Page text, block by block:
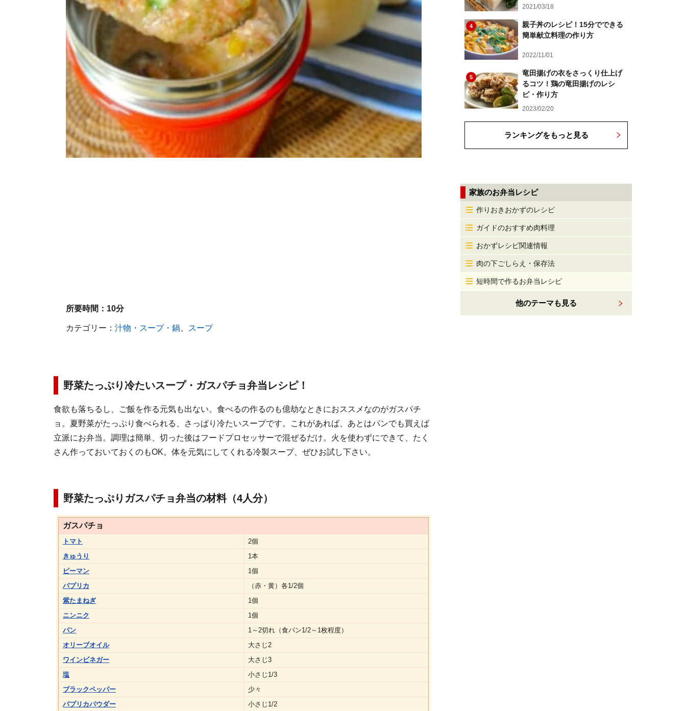
所要時間： 10分
カテゴリー： 汁物・スープ・鍋、 スープ
野菜たっぷり冷たいスープ・ガスパチョ弁当レシピ！
食欲も落ちるし、ご飯を作る元気も出ない。食べるの作るのも億劫なときにおススメなのがガスパチ
ョ。夏野菜がたっぷり食べられる、さっぱり冷たいスープです。これがあれば、あとはパンでも買えば
立派にお弁当。調理は簡単、切った後はフードプロセッサーで混ぜるだけ。火を使わずにできて、たく
さん作っておいておくのもOK。体を元気にしてくれる冷製スープ、ぜひお試し下さい。
野菜たっぷりガスパチョ弁当の材料（4人分）
ガスパチョ
トマト
2個
きゅうり
1本
ピーマン
1個
パプリカ
（赤・黄）各1/2個
紫たまねぎ
1個
ニンニク
1個
パン
1～2切れ（食パン1/2～1枚程度）
オリーブオイル
大さじ2
ワインビネガー
大さじ3
塩
小さじ1/3
ブラックペッパー
少々
パプリカパウダー
小さじ1/2
2021/03/18
4
親子丼のレシピ！15分でできる
簡単献立料理の作り方
2022/11/01
5
竜田揚げの衣をさっくり仕上げ
るコツ！鶏の竜田揚げのレシ
ピ・作り方
2023/02/20
ランキングをもっと見る
家族のお弁当レシピ
作りおきおかずのレシピ
ガイドのおすすめ肉料理
おかずレシピ関連情報
肉の下ごしらえ・保存法
短時間で作るお弁当レシピ
他のテーマも見る